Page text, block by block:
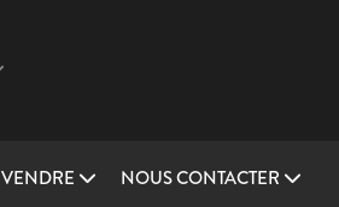
VENDRE NOUS CONTACTER